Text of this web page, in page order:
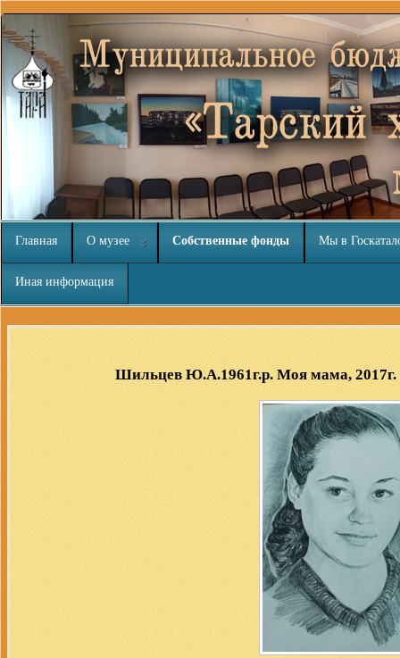
Главная О музее Собственные фонды Мы в
Иная информация
Шильцев Ю.А.1961г.р. Моя мама, 2017г.